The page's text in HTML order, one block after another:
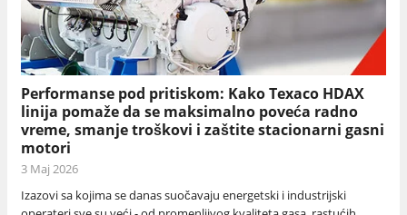
Performanse pod pritiskom: Kako Texaco HDAX
linija pomaže da se maksimalno poveća radno
vreme, smanje troškovi i zaštite stacionarni gasni
motori
3 Maj 2026
Izazovi sa kojima se danas suočavaju energetski i industrijski